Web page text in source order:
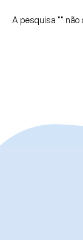
A pesquisa "" não